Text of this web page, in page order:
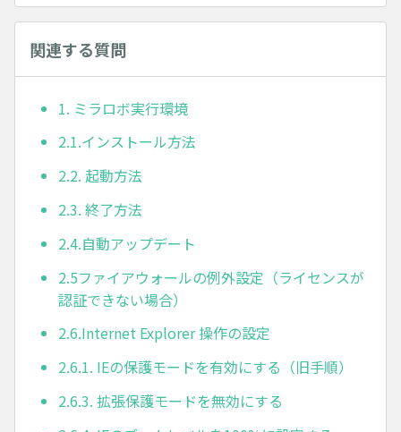
関連する質問
1. ミラロボ実行環境
2.1.インストール方法
2.2. 起動方法
2.3. 終了方法
2.4.自動アップデート
2.5ファイアウォールの例外設定（ライセンスが
認証できない場合）
2.6.Internet Explorer 操作の設定
2.6.1. IEの保護モードを有効にする（旧手順）
2.6.3. 拡張保護モードを無効にする